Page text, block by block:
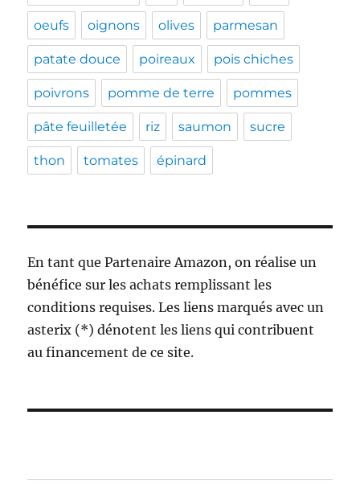
oeufs oignons olives parmesan
patate douce poireaux pois chiches
poivrons pomme de terre pommes
pâte feuilletée riz saumon sucre
thon tomates épinard
En tant que Partenaire Amazon, on réalise un
bénéfice sur les achats remplissant les
conditions requises. Les liens marqués avec un
asterix (*) dénotent les liens qui contribuent
au financement de ce site.